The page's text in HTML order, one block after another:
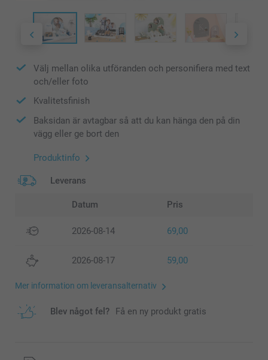
Välj mellan olika utföranden och personifiera med text
och/eller foto
Kvalitetsfinish
Baksidan är avtagbar så att du kan hänga den på din
vägg eller ge bort den
Produktinfo
Leverans
Datum Pris
2026-08-14 69,00
2026-08-17 59,00
Mer information om leveransalternativ
Blev något fel? Få en ny produkt gratis